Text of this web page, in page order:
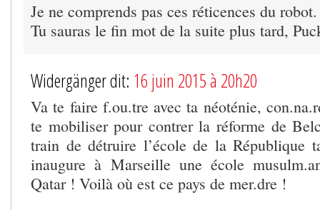
Je ne comprends pas ces réticences du robot.
Tu sauras le fin mot de la suite plus tard,
Widergänger dit: 16 juin 2015 à 20h20
Va te faire f.ou.tre avec ta néoténie,
te mobiliser pour contrer la réforme de
train de détruire l’école de la République
inaugure à Marseille une école
Qatar ! Voilà où est ce pays de mer.dre !